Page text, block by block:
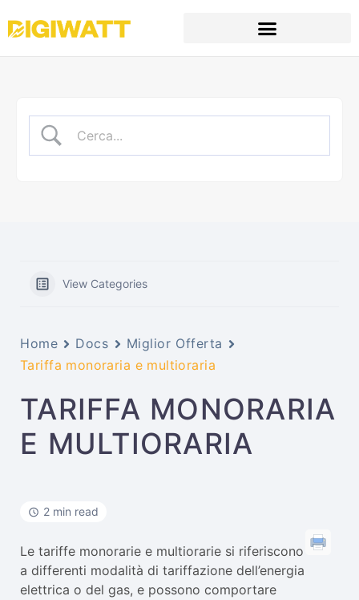
View Categories
Home Docs
Miglior Offerta
Tariffa monoraria e multioraria
TARIFFA MONORARIA
E MULTIORARIA
2 min read
Le tariffe monorarie e multiorarie si riferiscono
a differenti modalità di tariffazione dell’energia
elettrica o del gas, e possono comportare